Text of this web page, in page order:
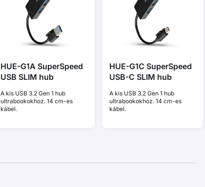
HUE-G1A SuperSpeed
USB SLIM hub
A kis USB 3.2 Gen 1 hub
ultrabookokhoz. 14 cm-es
kábel.
HUE-G1C SuperSpeed
USB-C SLIM hub
A kis USB 3.2 Gen 1 hub
ultrabookokhoz. 14 cm-es
kábel.